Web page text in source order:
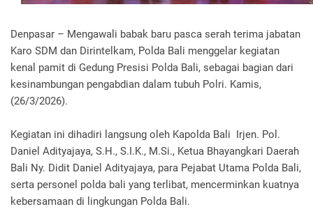
Denpasar – Mengawali babak baru pasca serah terima jabatan
Karo SDM dan Dirintelkam, Polda Bali menggelar kegiatan
kenal pamit di Gedung Presisi Polda Bali, sebagai bagian dari
kesinambungan pengabdian dalam tubuh Polri. Kamis,
(26/3/2026).
Kegiatan ini dihadiri langsung oleh Kapolda Bali Irjen. Pol.
Daniel Adityajaya, S.H., S.I.K., M.Si., Ketua Bhayangkari Daerah
Bali Ny. Didit Daniel Adityajaya, para Pejabat Utama Polda Bali,
serta personel polda bali yang terlibat, mencerminkan kuatnya
kebersamaan di lingkungan Polda Bali.